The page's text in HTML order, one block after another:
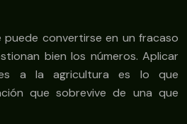
puede convertirse en un fracaso
bien los números. Aplicar
a la agricultura es lo que
que sobrevive de una que